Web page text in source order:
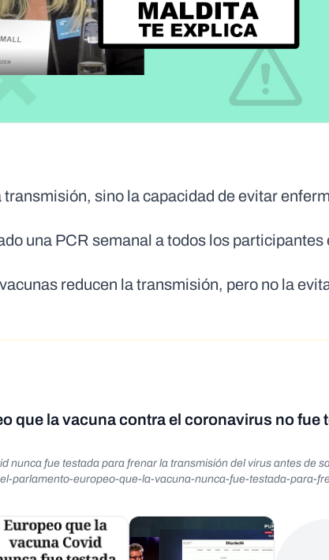
sino la capacidad de evitar
una PCR semanal a todos los participantes
reducen la transmisión, pero no la
que la vacuna contra el coronavirus no fue
nunca fue testada para frenar la transmisión del virus antes de